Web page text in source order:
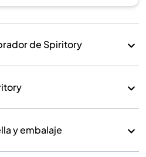
de Spiritory
y embalaje